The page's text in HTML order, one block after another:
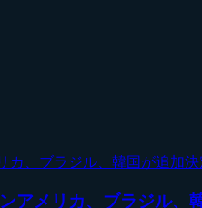
アメリカ、ブラジル、